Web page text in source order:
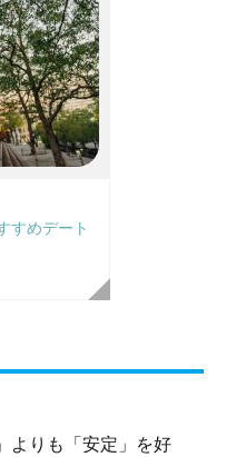
すめデート
よりも「安定」を好